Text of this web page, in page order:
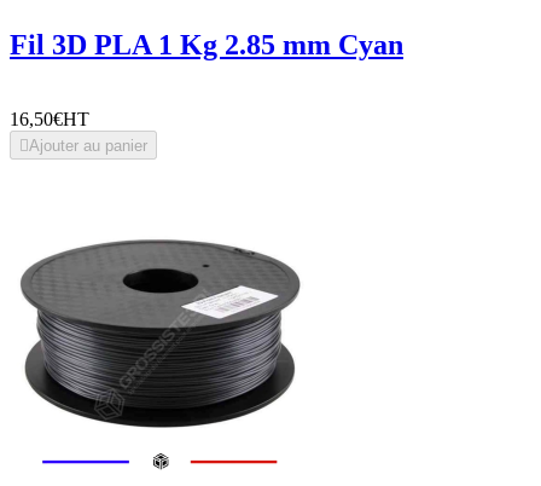
Fil 3D PLA 1 Kg 2.85 mm Cyan
16,50€HT
Ajouter au panier